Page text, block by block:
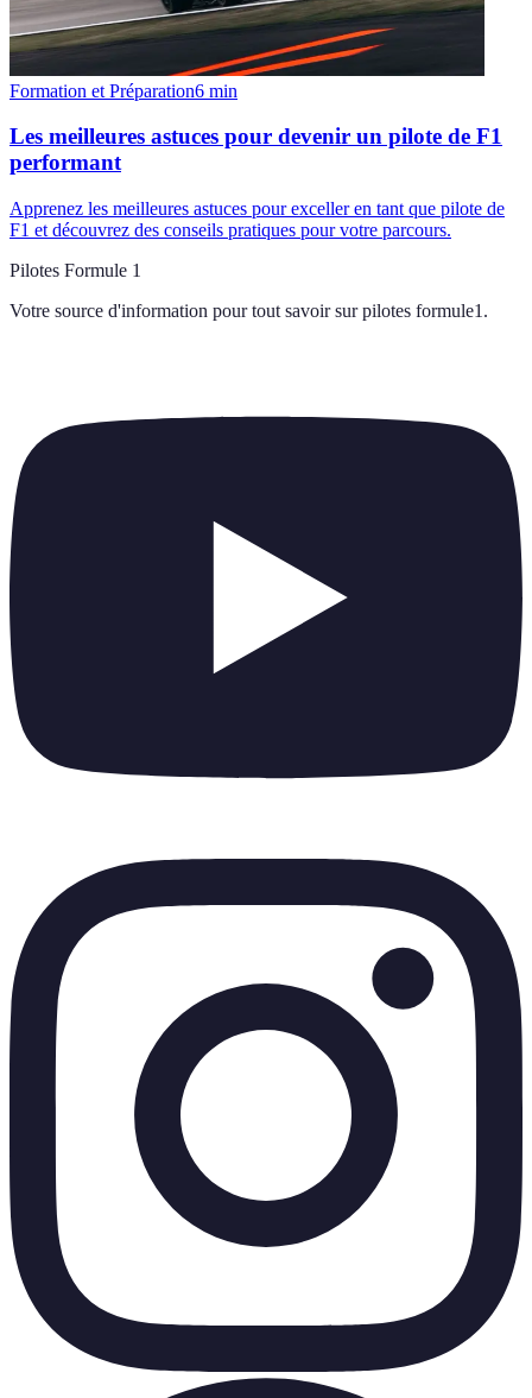
Formation et Préparation6 min
Les meilleures astuces pour devenir un pilote de F1
performant
Apprenez les meilleures astuces pour exceller en tant que pilote de
F1 et découvrez des conseils pratiques pour votre parcours.
Pilotes Formule 1
Votre source d'information pour tout savoir sur pilotes formule1 .